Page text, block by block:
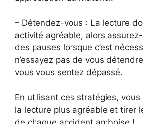
– Détendez-vous : La lecture
activité agréable, alors
des pauses lorsque c’est
n’essayez pas de vous
vous vous sentez dépassé.
En utilisant ces stratégies, vous
la lecture plus agréable et tirer
de chaque accident amboise !